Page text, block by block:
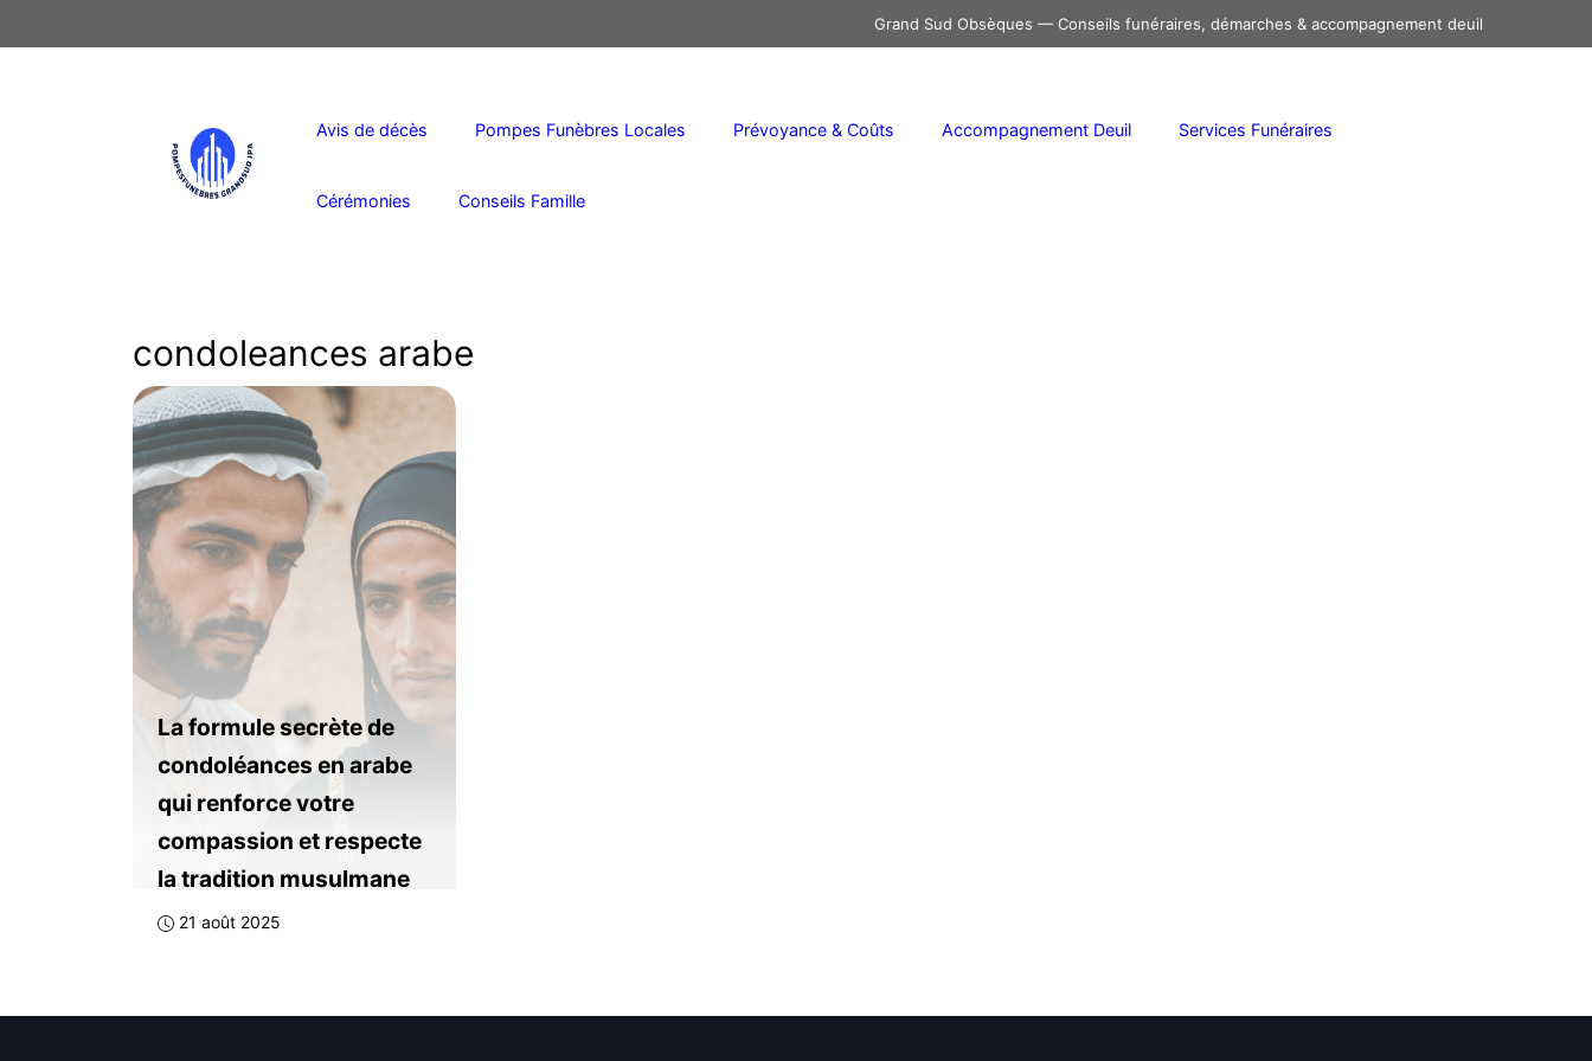
au
Grand Sud Obsèques — Conseils funéraires, démarches & accompagnement deuil
Avis de décès Pompes Funèbres Locales Prévoyance & Coûts Accompagnement Deuil Services Funéraires
Cérémonies Conseils Famille
condoleances arabe
La formule secrète de
condoléances en arabe
qui renforce votre
compassion et respecte
la tradition musulmane
21 août 2025